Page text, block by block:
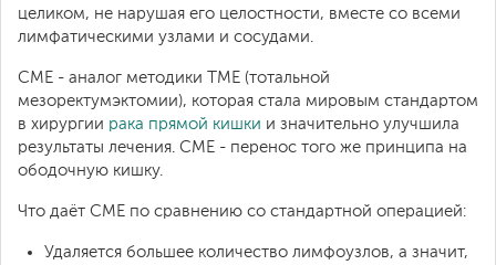
целиком, не нарушая его целостности, вместе со всеми
лимфатическими узлами и сосудами.
CME - аналог методики TME (тотальной
мезоректумэктомии), которая стала мировым стандартом
в хирургии рака прямой кишки и значительно улучшила
результаты лечения. CME - перенос того же принципа на
ободочную кишку.
Что даёт CME по сравнению со стандартной операцией:
Удаляется большее количество лимфоузлов, а значит,